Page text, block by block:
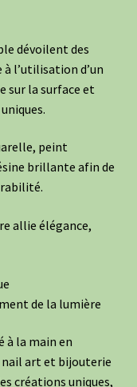
dévoilent des
l’utilisation d’un
sur la surface et
peint
brillante afin de
allie élégance,
de la lumière
à la main en
nail art et bijouterie
créations uniques,